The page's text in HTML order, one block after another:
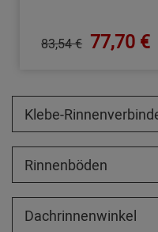
83,54 € 77,70 €
Klebe-
Rinnenböden
Dachrinnenwinkel